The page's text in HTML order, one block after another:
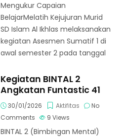
Mengukur Capaian
BelajarMelatih Kejujuran Murid
SD Islam Al Ikhlas melaksanakan
kegiatan Asesmen Sumatif 1 di
awal semester 2 pada tanggal
Kegiatan BINTAL 2
Angkatan Funtastic 41
30/01/2026 Aktifitas
No
Comments
9Views
BINTAL 2 (Bimbingan Mental)